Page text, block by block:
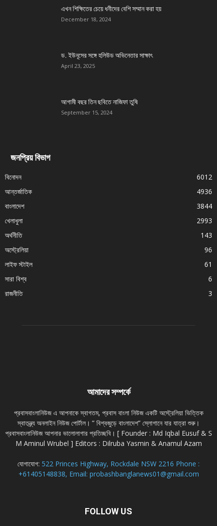
এখন শিক্ষিতের চেয়ে ধনীদের বেশি সম্মান করা হয়
December 18, 2024
ড. ইউনূসের সঙ্গে হলিউড অভিনেতার সাক্ষাৎ
April 23, 2025
আগামী বছর তিন ছবিতে নাজিফা তুষি
September 15, 2024
জনপ্রিয় বিভাগ
বিনোদন
6012
আন্তর্জাতিক
4936
বাংলাদেশ
3844
খেলাধুলা
2993
অর্থনীতি
143
অস্ট্রেলিয়া
96
লাইফ স্টাইল
61
সারা বিশ্ব
6
রাজনীতি
3
আমাদের সম্পর্কে
প্রবাসবাংলানিউজ এ আপনাকে স্বাগতম, প্রবাস বাংলা নিউজ একটি অস্ট্রেলিয়া ভিত্তিক
স্বাতন্ত্র্য অনলাইন নিউজ পোর্টাল। ” বিশ্বজুড়ে বাংলাদেশ” স্লোগানে যার যাত্রা শুরু।
প্রবাসবাংলানিউজ আপনার ভালোলাগার প্রতিচ্ছবি। [ Founder : Md Iqbal Eusuf & S
M Aminul Wrubel ] Editors : Dilruba Yasmin & Anamul Azam
যোগাযোগ: 522 Princes Highway, Rockdale NSW 2216 Phone :
+61405148838, Email: probashbanglanews01@gmail.com
FOLLOW US